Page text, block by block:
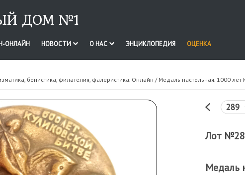
ДОМ №1
ОНЛАЙН НОВОСТИ О НАС ЭНЦИКЛОПЕДИЯ ОЦЕНКА
бонистика, филателия, фалеристика. Онлайн / Медаль настольная. 1000 лет
289
Лот
Медаль